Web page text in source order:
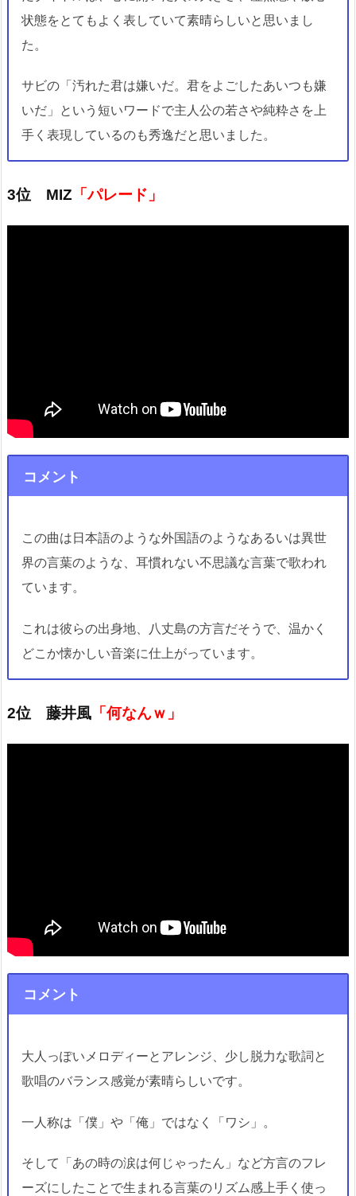
状態をとてもよく表していて素晴らしいと思いまし
た。
サビの「汚れた君は嫌いだ。君をよごしたあいつも嫌
いだ」という短いワードで主人公の若さや純粋さを上
手く表現しているのも秀逸だと思いました。
3位 MIZ 「パレード」
コメント
この曲は日本語のような外国語のようなあるいは異世
界の言葉のような、耳慣れない不思議な言葉で歌われ
ています。
これは彼らの出身地、八丈島の方言だそうで、温かく
どこか懐かしい音楽に仕上がっています。
2位 藤井風 「何なんｗ」
コメント
大人っぽいメロディーとアレンジ、少し脱力な歌詞と
歌唱のバランス感覚が素晴らしいです。
一人称は「僕」や「俺」ではなく「ワシ」。
そして「あの時の涙は何じゃったん」など方言のフレ
ーズにしたことで生まれる言葉のリズム感上手く使っ